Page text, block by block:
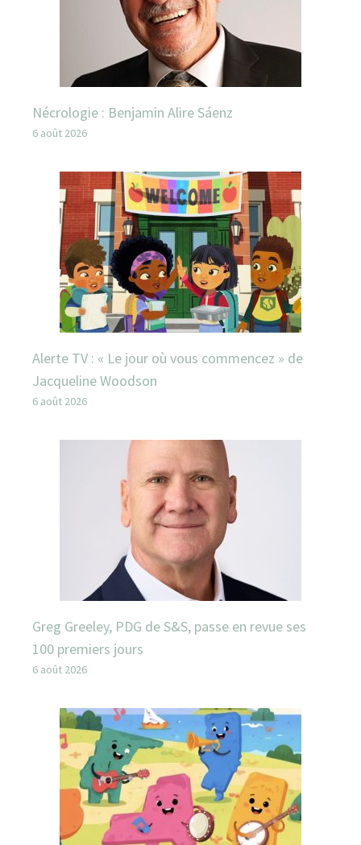
Nécrologie : Benjamin Alire Sáenz
6 août 2026
Alerte TV : « Le jour où vous commencez » de
Jacqueline Woodson
6 août 2026
Greg Greeley, PDG de S&S, passe en revue ses
100 premiers jours
6 août 2026